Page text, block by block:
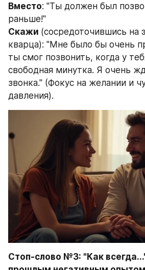
Вместо: "Ты должен был
раньше!"
Скажи (сосредоточившись на
кварца): "Мне было бы очень
ты смог позвонить, когда у
свободная минутка. Я очень
звонка." (Фокус на желании и
давления).
Стоп-слово №3: "Как